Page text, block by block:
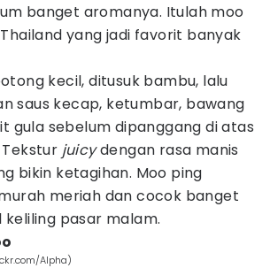
banget aromanya. Itulah moo
yang jadi favorit banyak
kecil, ditusuk bambu, lalu
saus kecap, ketumbar, bawang
gula sebelum dipanggang di atas
juicydengan rasa manis
bikin ketagihan. Moo ping
meriah dan cocok banget
pasar malam.
Alpha)